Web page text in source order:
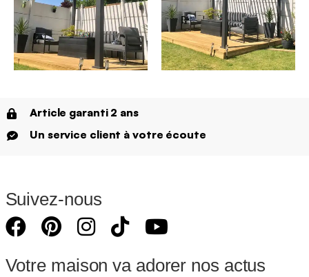
Article garanti 2 ans
Un service client à votre écoute
Suivez-nous
Votre maison va adorer nos actus